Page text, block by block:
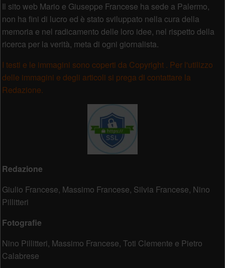
Il sito web Mario e Giuseppe Francese ha sede a Palermo,
non ha fini di lucro ed è stato sviluppato nella cura della
memoria e nel radicamento delle loro idee, nel rispetto della
ricerca per la verità, meta di ogni giornalista.
I testi e le immagini sono coperti da Copyright . Per l'utilizzo
delle immagini e degli articoli si prega di contattare la
Redazione.
Redazione
Giulio Francese, Massimo Francese, Silvia Francese, Nino
Pillitteri
Fotografie
Nino Pillitteri, Massimo Francese, Toti Clemente e Pietro
Calabrese